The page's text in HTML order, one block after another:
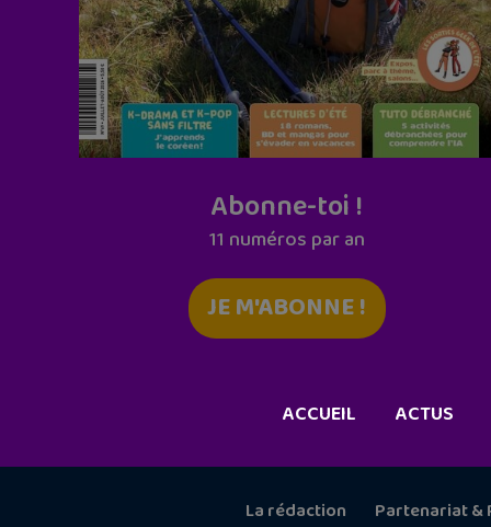
Abonne-toi !
11 numéros par an
JE M'ABONNE !
ACCUEIL ACTUS
La rédaction Partenariat &